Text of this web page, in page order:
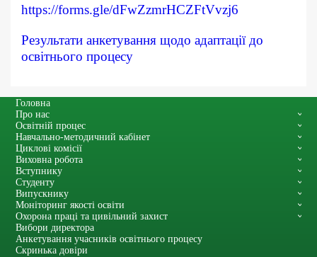
https://forms.gle/dFwZzmrHCZFtVvzj6
Результати анкетування щодо адаптації до
освітнього процесу
Головна
Про нас
Освітній процес
Навчально-методичний кабінет
Циклові комісії
Виховна робота
Вступнику
Студенту
Випускнику
Моніторинг якості освіти
Охорона праці та цивільний захист
Вибори директора
Анкетування учасників освітнього процесу
Скринька довіри